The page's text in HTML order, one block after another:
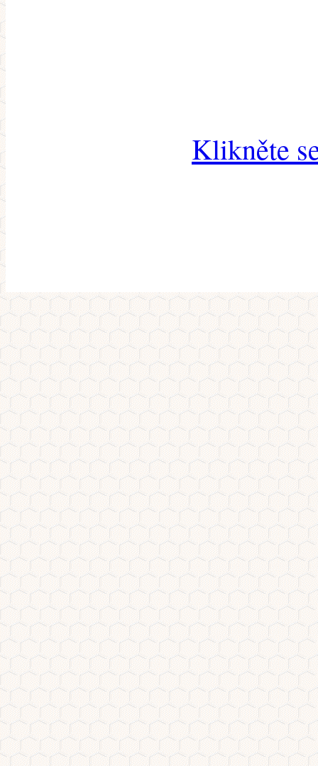
Klikněte